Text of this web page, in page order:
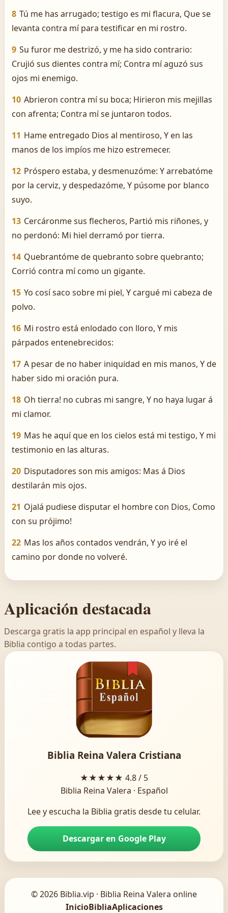
8 Tú me has arrugado; testigo es mi flacura, Que se
levanta contra mí para testificar en mi rostro.
9 Su furor me destrizó, y me ha sido contrario:
Crujió sus dientes contra mí; Contra mí aguzó sus
ojos mi enemigo.
10 Abrieron contra mí su boca; Hirieron mis mejillas
con afrenta; Contra mí se juntaron todos.
11 Hame entregado Dios al mentiroso, Y en las
manos de los impíos me hizo estremecer.
12 Próspero estaba, y desmenuzóme: Y arrebatóme
por la cerviz, y despedazóme, Y púsome por blanco
suyo.
13 Cercáronme sus flecheros, Partió mis riñones, y
no perdonó: Mi hiel derramó por tierra.
14 Quebrantóme de quebranto sobre quebranto;
Corrió contra mí como un gigante.
15 Yo cosí saco sobre mi piel, Y cargué mi cabeza de
polvo.
16 Mi rostro está enlodado con lloro, Y mis
párpados entenebrecidos:
17 A pesar de no haber iniquidad en mis manos, Y de
haber sido mi oración pura.
18 Oh tierra! no cubras mi sangre, Y no haya lugar á
mi clamor.
19 Mas he aquí que en los cielos está mi testigo, Y mi
testimonio en las alturas.
20 Disputadores son mis amigos: Mas á Dios
destilarán mis ojos.
21 Ojalá pudiese disputar el hombre con Dios, Como
con su prójimo!
22 Mas los años contados vendrán, Y yo iré el
camino por donde no volveré.
Aplicación destacada
Descarga gratis la app principal en español y lleva la
Biblia contigo a todas partes.
Biblia Reina Valera Cristiana
★★★★★ 4.8 / 5
Biblia Reina Valera · Español
Lee y escucha la Biblia gratis desde tu celular.
Descargar en Google Play
© 2026 Biblia.vip · Biblia Reina Valera online
InicioBibliaAplicaciones